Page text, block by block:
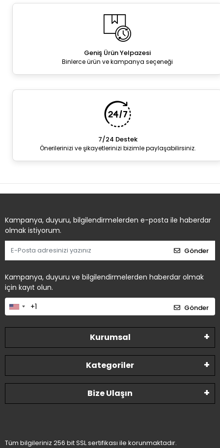
Geniş Ürün Yelpazesi
Binlerce ürün ve kampanya seçeneği
7/24 Destek
Önerilerinizi ve şikayetlerinizi bizimle paylaşabilirsiniz.
Kampanya, duyuru, bilgilendirmelerden e-posta ile haberdar
olmak istiyorum.
Gönder
Kampanya, duyuru ve bilgilendirmelerden haberdar olmak
için kayıt olun.
Gönder
Kurumsal
Kategoriler
Bize Ulaşın
Tüm bilgileriniz 256 bit SSL sertifikası ile korunmaktadır.